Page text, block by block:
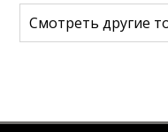
Смотреть другие